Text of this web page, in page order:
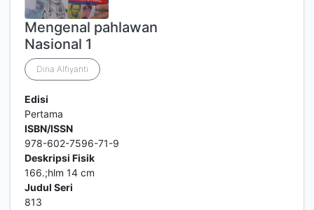
Mengenal pahlawan
Nasional 1
Dina Alfiyanti
Edisi
Pertama
ISBN/ISSN
978-602-7596-71-9
Deskripsi Fisik
166.;hlm 14 cm
Judul Seri
813